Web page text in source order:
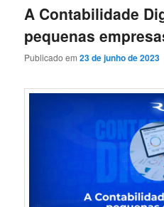
A Contabilidade
pequenas
Publicado em23 de junho de 2023